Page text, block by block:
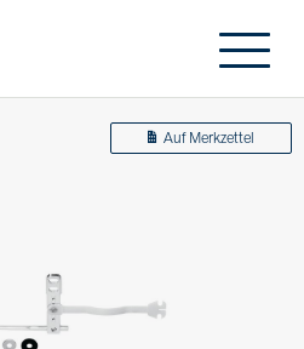
Auf Merkzettel